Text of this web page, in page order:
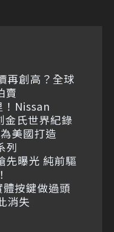
再創高？全球
賣
Nissan
金氏世界紀錄
美國打造
列
曝光 純前驅
體按鍵做過頭
消失